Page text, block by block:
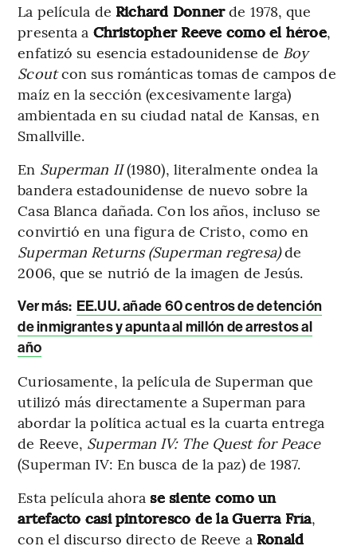
La película de Richard Donnerde 1978, que
presenta a Christopher Reeve como el héroe,
enfatizó su esencia estadounidense de Boy
Scoutcon sus románticas tomas de campos de
maíz en la sección (excesivamente larga)
ambientada en su ciudad natal de Kansas, en
Smallville.
En Superman II(1980), literalmente ondea la
bandera estadounidense de nuevo sobre la
Casa Blanca dañada. Con los años, incluso se
convirtió en una figura de Cristo, como en
Superman Returns (Superman regresa)de
2006, que se nutrió de la imagen de Jesús.
Ver más: EE.UU. añade 60 centros de detención
de inmigrantes y apunta al millón de arrestos al
año
Curiosamente, la película de Superman que
utilizó más directamente a Superman para
abordar la política actual es la cuarta entrega
de Reeve, Superman IV: The Quest for Peace
(Superman IV: En busca de la paz) de 1987.
Esta película ahorase siente como un
artefacto casi pintoresco de la Guerra Fría,
con el discurso directo de Reeve a Ronald